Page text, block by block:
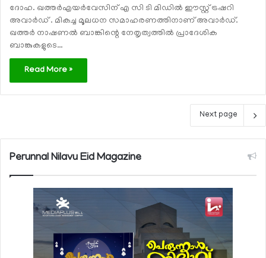
ദോഹ. ഖത്തര്‍എയര്‍വേസിന് എ സി ടി മിഡില്‍ ഈസ്റ്റ് ട്രഷറി
അവാര്‍ഡ് . മികച്ച മൂലധന സമാഹരണത്തിനാണ് അവാര്‍ഡ്.
ഖത്തര്‍ നാഷണല്‍ ബാങ്കിന്റെ നേതൃത്വത്തില്‍ പ്രാദേശിക
ബാങ്കുകളുടെ…
Read More »
Next page
Perunnal Nilavu Eid Magazine